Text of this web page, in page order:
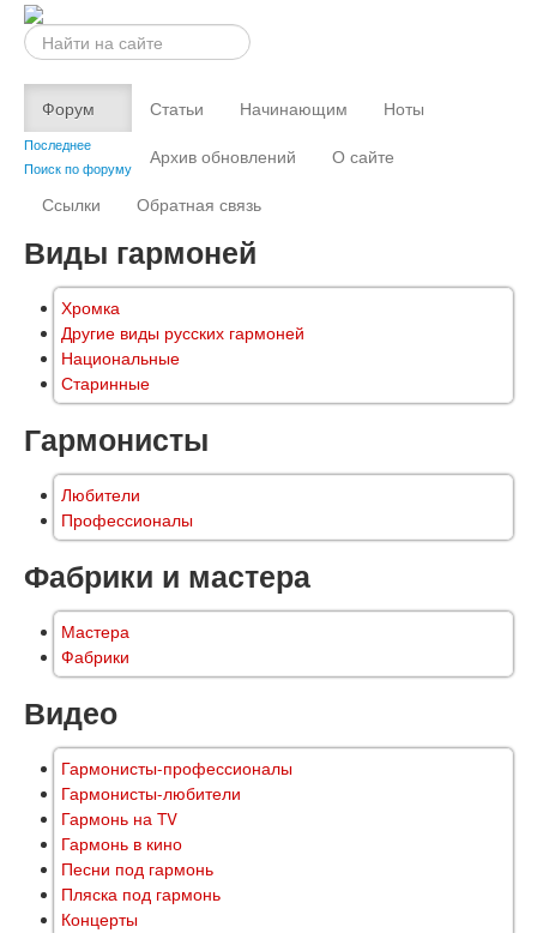
Искать...
Форум
Последнее
Поиск по форуму
Статьи Начинающим
Ноты
Архив обновлений
О сайте
Ссылки
Обратная связь
Виды гармоней
Хромка
Другие виды русских гармоней
Национальные
Старинные
Гармонисты
Любители
Профессионалы
Фабрики и мастера
Мастера
Фабрики
Видео
Гармонисты-профессионалы
Гармонисты-любители
Гармонь на TV
Гармонь в кино
Песни под гармонь
Пляска под гармонь
Концерты